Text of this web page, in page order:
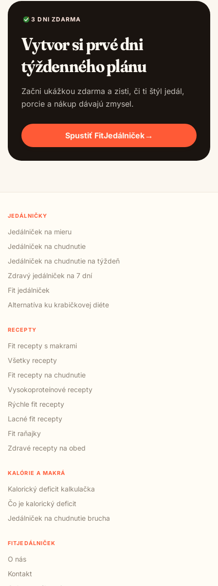
3 DNI ZDARMA
Vytvor si prvé dni
týždenného plánu
Začni ukážkou zdarma a zisti, či ti štýl jedál,
porcie a nákup dávajú zmysel.
Spustiť FitJedálniček→
JEDÁLNIČKY
Jedálniček na mieru
Jedálniček na chudnutie
Jedálniček na chudnutie na týždeň
Zdravý jedálniček na 7 dní
Fit jedálniček
Alternatíva ku krabičkovej diéte
RECEPTY
Fit recepty s makrami
Všetky recepty
Fit recepty na chudnutie
Vysokoproteínové recepty
Rýchle fit recepty
Lacné fit recepty
Fit raňajky
Zdravé recepty na obed
KALÓRIE A MAKRÁ
Kalorický deficit kalkulačka
Čo je kalorický deficit
Jedálniček na chudnutie brucha
FITJEDÁLNIČEK
O nás
Kontakt